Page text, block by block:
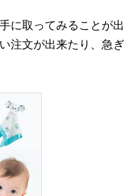
に取ってみることが出
注文が出来たり、急ぎ